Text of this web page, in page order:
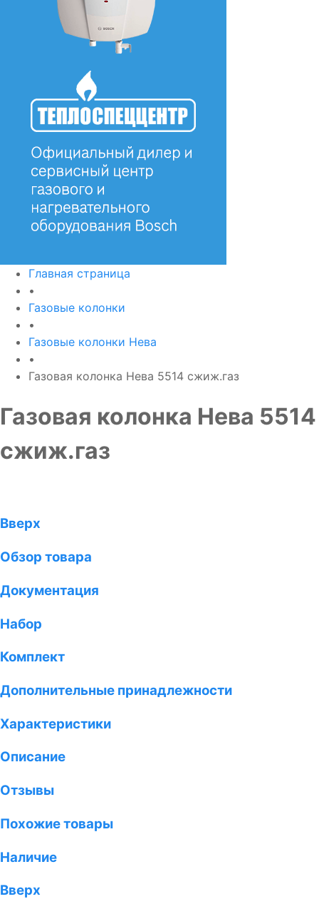
Главная страница
•
Газовые колонки
•
Газовые колонки Нева
•
Газовая колонка Нева 5514 сжиж.газ
Газовая колонка Нева 5514
сжиж.газ
Вверх
Обзор товара
Документация
Набор
Комплект
Дополнительные принадлежности
Характеристики
Описание
Отзывы
Похожие товары
Наличие
Вверх